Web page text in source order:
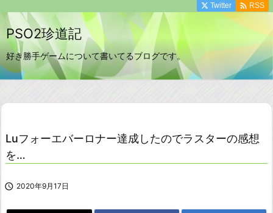
PSO2珍道記
好き勝手ゲームについて書いてるブログです。
Twitter  RSS
Luフォーエバーロナー達成したのでラスターの感想
を…
 2020年9月17日